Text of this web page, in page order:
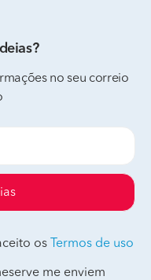
no seu correio
os Termos de uso
me enviem